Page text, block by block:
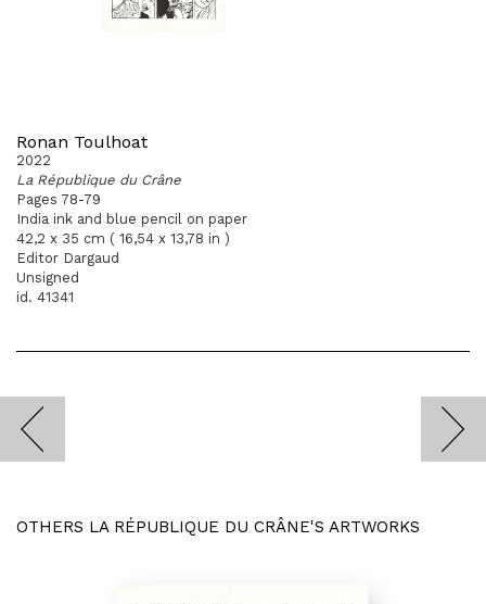
Ronan Toulhoat
2022
La République du Crâne
Pages 78-79
India ink and blue pencil on paper
42,2 x 35 cm ( 16,54 x 13,78 in )
Editor Dargaud
Unsigned
id. 41341
OTHERS LA RÉPUBLIQUE DU CRÂNE'S ARTWORKS